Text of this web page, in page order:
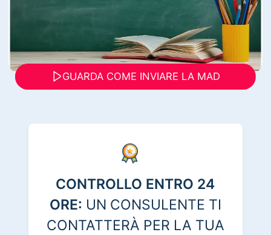
GUARDA COME INVIARE LA MAD
CONTROLLO ENTRO 24
ORE: UN CONSULENTE TI
CONTATTERÀ PER LA TUA